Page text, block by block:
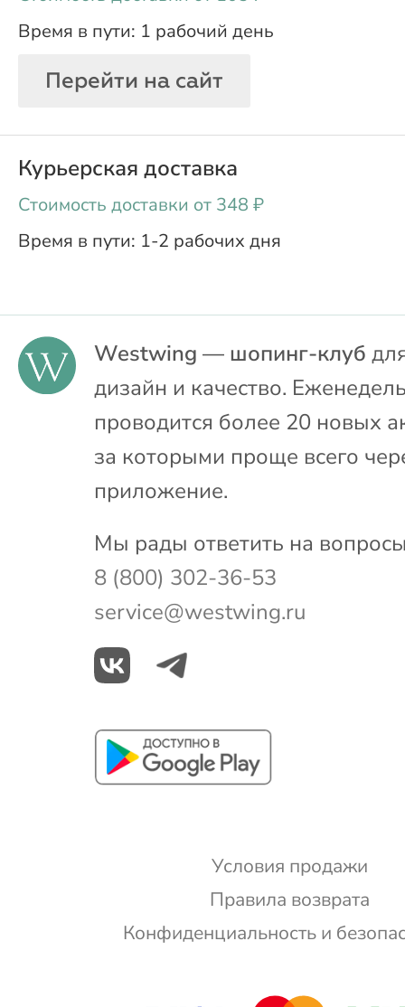
1 рабочий день
Перейти на сайт
Курьерская доставка
oт 348 ₽
1-2 рабочих дня
Westwing — шопинг-клуб
дизайн и качество.
проводится более 20 новых
за которыми проще всего
приложение.
Мы рады ответить на
8 (800) 302-36-53
service@westwing.ru
Условия продажи
Правила возврата
Конфиденциальность и